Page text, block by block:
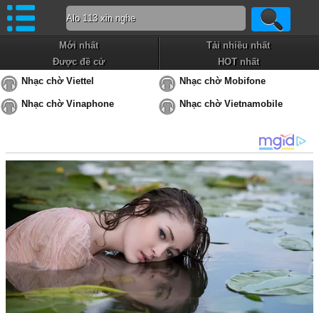
Mới nhất
Tải nhiều nhất
Được đề cử
HOT nhất
Nhạc chờ Viettel
Nhạc chờ Mobifone
Nhạc chờ Vinaphone Nhạc chờ Vietnamobile